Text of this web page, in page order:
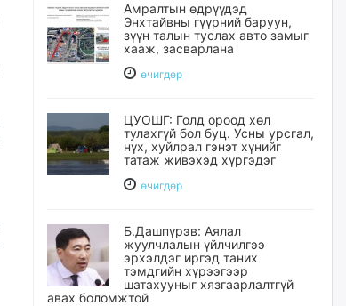
Амралтын өдрүүдэд
Энхтайвны гүүрний баруун,
зүүн талын туслах авто замыг
хааж, засварлана
өчигдѳр
ЦУОШГ: Голд ороод хөл
тулахгүй бол буц. Усны урсгал,
нүх, хуйлрал гэнэт хүнийг
татаж живэхэд хүргэдэг
өчигдѳр
Б.Дашпүрэв: Аялал
жуулчлалын үйлчилгээ
эрхэлдэг иргэд таних
тэмдгийн хүрээгээр
шатахууныг хязгаарлалтгүй
авах боломжтой